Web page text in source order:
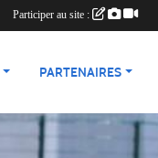
PARTENAIRES
Participer au site :